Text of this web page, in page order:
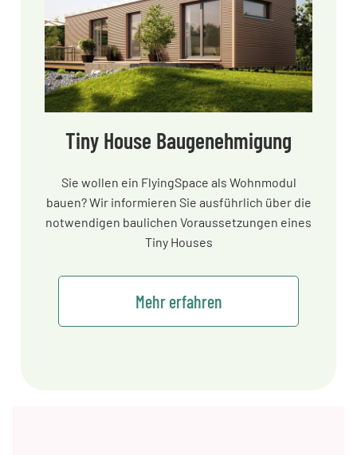
Tiny House Baugenehmigung
Sie wollen ein FlyingSpace als Wohnmodul
bauen? Wir informieren Sie ausführlich über die
notwendigen baulichen Voraussetzungen eines
Tiny Houses
Mehr erfahren